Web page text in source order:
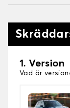
1. Version
Vad är